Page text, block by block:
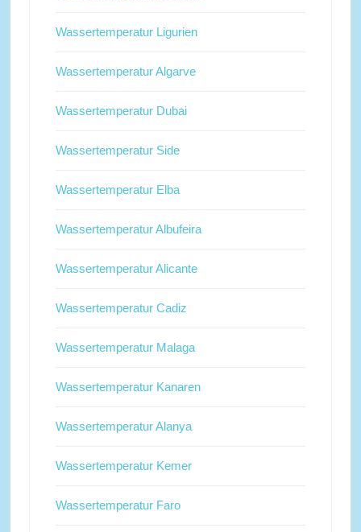
Wassertemperatur Ligurien
Wassertemperatur Algarve
Wassertemperatur Dubai
Wassertemperatur Side
Wassertemperatur Elba
Wassertemperatur Albufeira
Wassertemperatur Alicante
Wassertemperatur Cadiz
Wassertemperatur Malaga
Wassertemperatur Kanaren
Wassertemperatur Alanya
Wassertemperatur Kemer
Wassertemperatur Faro